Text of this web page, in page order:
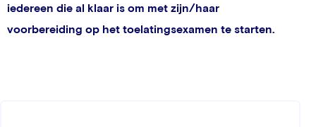
iedereen die al klaar is om met zijn/haar
voorbereiding op het toelatingsexamen te starten.